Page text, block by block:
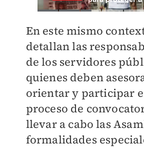
En este mismo
detallan las
de los servidores
quienes deben
orientar y participar
proceso de
llevar a cabo las
formalidades